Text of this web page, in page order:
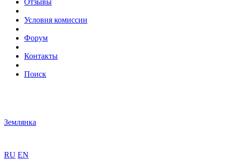
Отзывы
Условия комиссии
Форум
Контакты
Поиск
Землянка
RU EN